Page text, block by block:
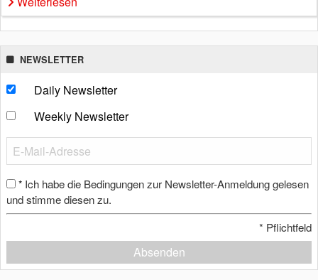
NEWSLETTER
Daily Newsletter
Weekly Newsletter
* Ich habe die Bedingungen zur Newsletter-Anmeldung gelesen
und stimme diesen zu.
* Pflichtfeld
Absenden